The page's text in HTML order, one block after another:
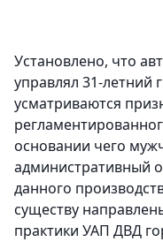
Установлено, что
управлял 31-летний
усматриваются
основании чего
административный
данного
существу
практики УАП ДВД